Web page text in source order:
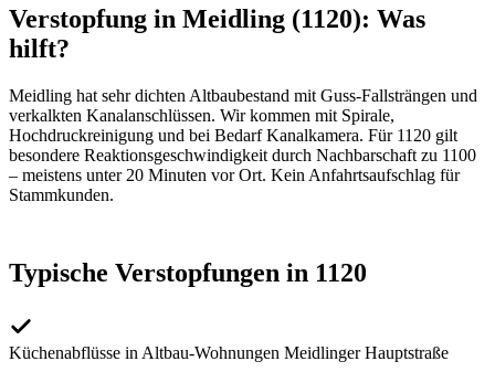
Verstopfung in Meidling (1120): Was
hilft?
Meidling hat sehr dichten Altbaubestand mit Guss-Fallsträngen und
verkalkten Kanalanschlüssen. Wir kommen mit Spirale,
Hochdruckreinigung und bei Bedarf Kanalkamera. Für 1120 gilt
besondere Reaktionsgeschwindigkeit durch Nachbarschaft zu 1100
– meistens unter 20 Minuten vor Ort. Kein Anfahrtsaufschlag für
Stammkunden.
Typische Verstopfungen in 1120
Küchenabflüsse in Altbau-Wohnungen Meidlinger Hauptstraße